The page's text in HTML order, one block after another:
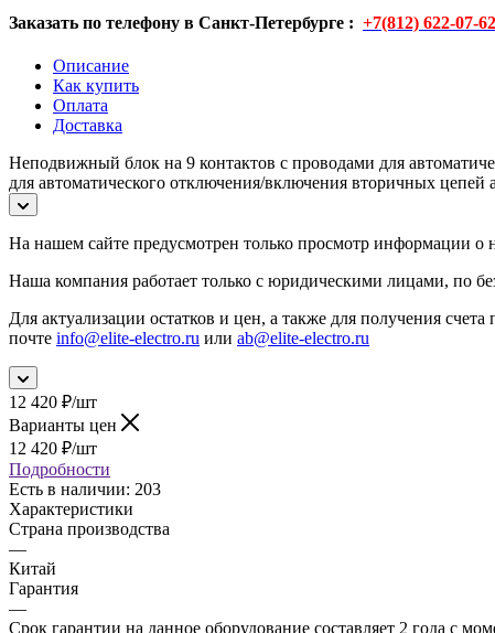
Заказать по телефону в Санкт-Петербурге : +7(812) 622-07-62
Описание
Как купить
Оплата
Доставка
Неподвижный блок на 9 контактов с проводами для
для автоматического отключения/включения вторичных цепей
На нашем сайте предусмотрен только просмотр информации о
Наша компания работает только с юридическими лицами, по
Для актуализации остатков и цен, а также для получения
почте info@elite-electro.ru или ab@elite-electro.ru
12 420 ₽/шт
Варианты цен
12 420 ₽/шт
Подробности
Есть в наличии: 203
Характеристики
Страна производства
—
Китай
Гарантия
—
Срок гарантии на данное оборудование составляет 2 года с